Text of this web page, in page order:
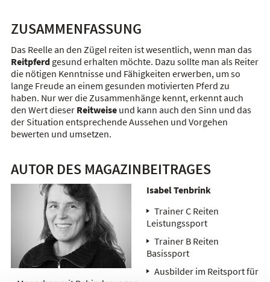
ZUSAMMENFASSUNG
Das Reelle an den Zügel reiten ist wesentlich, wenn man das
Reitpferdgesund erhalten möchte. Dazu sollte man als Reiter
die nötigen Kenntnisse und Fähigkeiten erwerben, um so
lange Freude an einem gesunden motivierten Pferd zu
haben. Nur wer die Zusammenhänge kennt, erkennt auch
den Wert dieser Reitweiseund kann auch den Sinn und das
der Situation entsprechende Aussehen und Vorgehen
bewerten und umsetzen.
AUTOR DES MAGAZINBEITRAGES
Isabel Tenbrink
Trainer C Reiten
Leistungssport
Trainer B Reiten
Basissport
Ausbilder im Reitsport für